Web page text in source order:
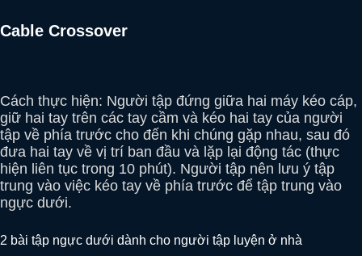
Cable Crossover
Cách thực hiện: Người tập đứng giữa hai máy kéo cáp,
giữ hai tay trên các tay cầm và kéo hai tay của người
tập về phía trước cho đến khi chúng gặp nhau, sau đó
đưa hai tay về vị trí ban đầu và lặp lại động tác (thực
hiện liên tục trong 10 phút). Người tập nên lưu ý tập
trung vào việc kéo tay về phía trước để tập trung vào
ngực dưới.
2 bài tập ngực dưới dành cho người tập luyện ở nhà